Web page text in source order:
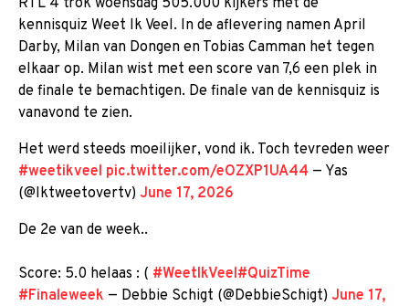
kennisquiz Weet Ik Veel. In de aflevering namen April
Darby, Milan van Dongen en Tobias Camman het tegen
elkaar op. Milan wist met een score van 7,6 een plek in
de finale te bemachtigen. De finale van de kennisquiz is
vanavond te zien.
Het werd steeds moeilijker, vond ik. Toch tevreden weer
#weetikveel pic.twitter.com/eOZXP1UA44 — Yas
(@Iktweetovertv) June 17, 2026
De 2e van de week..
Score: 5.0 helaas : ( #WeetIkVeel#QuizTime
#Finaleweek — Debbie Schigt (@DebbieSchigt) June 17,